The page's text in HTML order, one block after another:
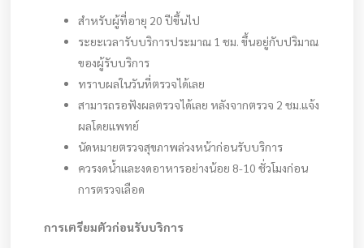
สำหรับผู้ที่อายุ 20 ปีขึ้นไป
ระยะเวลารับบริการประมาณ 1 ชม. ขึ้นอยู่กับปริมาณ
ของผู้รับบริการ
ทราบผลในวันที่ตรวจได้เลย
สามารถรอฟังผลตรวจได้เลย หลังจากตรวจ 2 ชม.แจ้ง
ผลโดยแพทย์
นัดหมายตรวจสุขภาพล่วงหน้าก่อนรับบริการ
ควรงดน้ำและงดอาหารอย่างน้อย 8-10 ชั่วโมงก่อน
การตรวจเลือด
การเตรียมตัวก่อนรับบริการ